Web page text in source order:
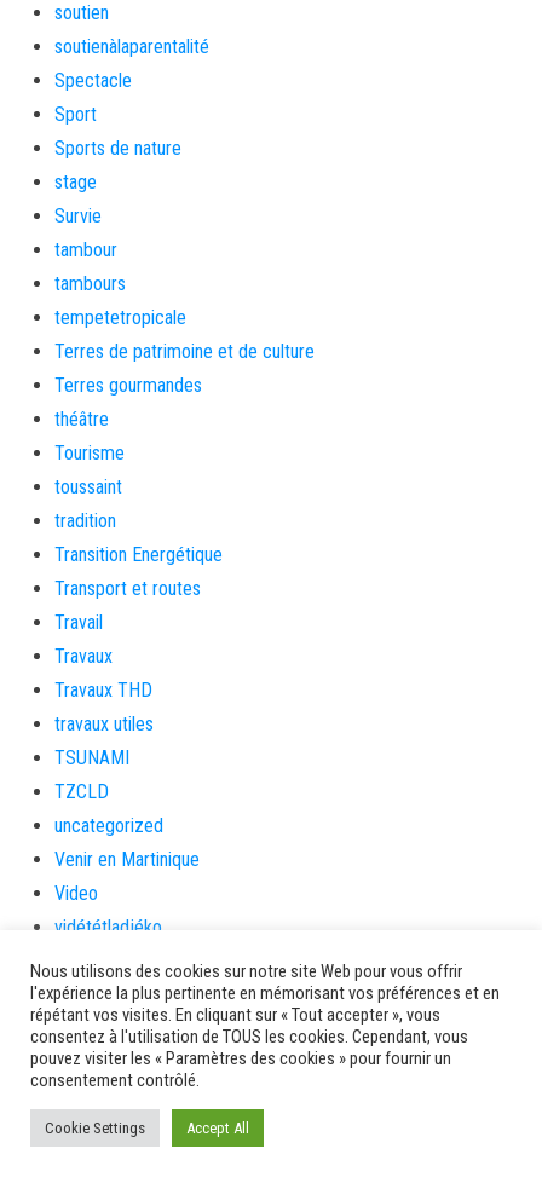
soutien
soutienàlaparentalité
Spectacle
Sport
Sports de nature
stage
Survie
tambour
tambours
tempetetropicale
Terres de patrimoine et de culture
Terres gourmandes
théâtre
Tourisme
toussaint
tradition
Transition Energétique
Transport et routes
Travail
Travaux
Travaux THD
travaux utiles
TSUNAMI
TZCLD
uncategorized
Venir en Martinique
Video
vidététladjéko
Vie Municipale
Viechere
vigilanceROUGE
Village artisanal
ville de la trinité
Nous utilisons des cookies sur notre site Web pour vous offrir
l'expérience la plus pertinente en mémorisant vos préférences et en
répétant vos visites. En cliquant sur « Tout accepter », vous
consentez à l'utilisation de TOUS les cookies. Cependant, vous
pouvez visiter les « Paramètres des cookies » pour fournir un
consentement contrôlé.
Cookie Settings Accept All